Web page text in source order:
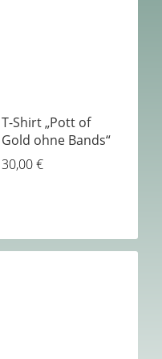
T-Shirt „Pott of
Gold ohne Bands“
30,00€